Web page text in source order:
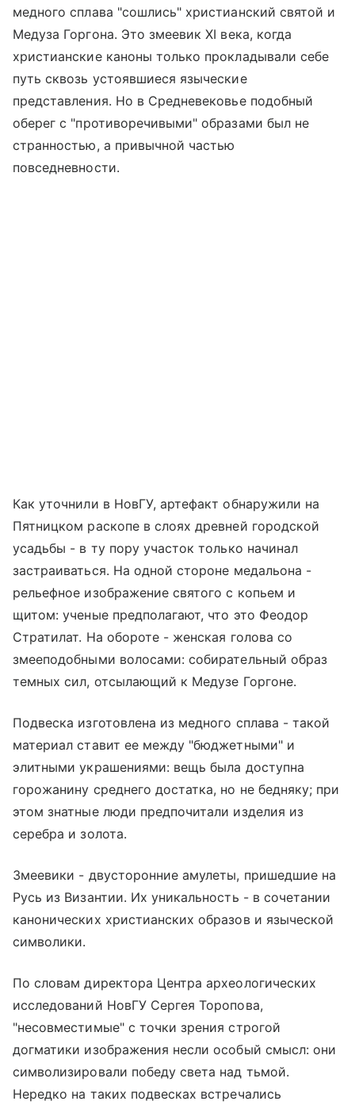
медного сплава "сошлись" христианский святой и
Медуза Горгона. Это змеевик XI века, когда
христианские каноны только прокладывали себе
путь сквозь устоявшиеся языческие
представления. Но в Средневековье подобный
оберег с "противоречивыми" образами был не
странностью, а привычной частью
повседневности.
Как уточнили в НовГУ, артефакт обнаружили на
Пятницком раскопе в слоях древней городской
усадьбы - в ту пору участок только начинал
застраиваться. На одной стороне медальона -
рельефное изображение святого с копьем и
щитом: ученые предполагают, что это Феодор
Стратилат. На обороте - женская голова со
змееподобными волосами: собирательный образ
темных сил, отсылающий к Медузе Горгоне.
Подвеска изготовлена из медного сплава - такой
материал ставит ее между "бюджетными" и
элитными украшениями: вещь была доступна
горожанину среднего достатка, но не бедняку; при
этом знатные люди предпочитали изделия из
серебра и золота.
Змеевики - двусторонние амулеты, пришедшие на
Русь из Византии. Их уникальность - в сочетании
канонических христианских образов и языческой
символики.
По словам директора Центра археологических
исследований НовГУ Сергея Торопова,
"несовместимые" с точки зрения строгой
догматики изображения несли особый смысл: они
символизировали победу света над тьмой.
Нередко на таких подвесках встречались